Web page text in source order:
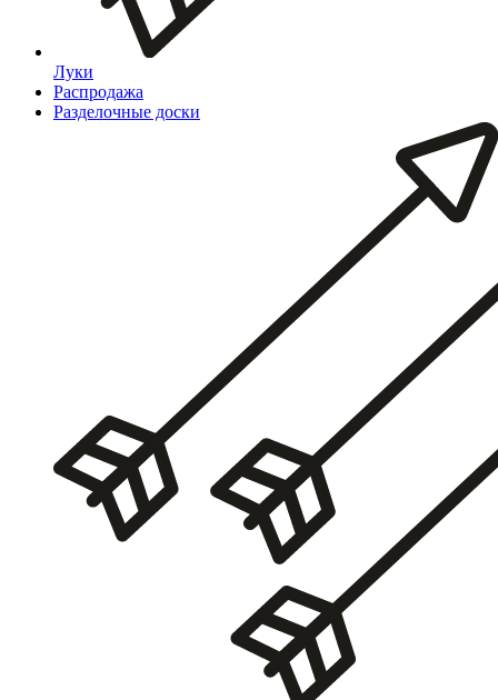
Луки
Распродажа
Разделочные доски